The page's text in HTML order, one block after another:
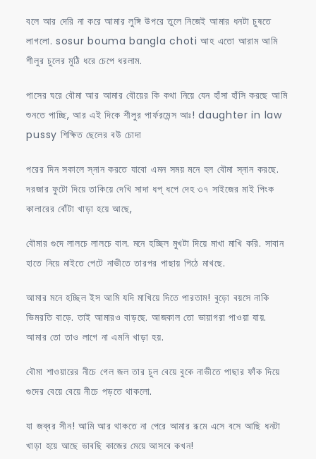
বলে আর দেরি না করে আমার লুঙ্গি উপরে তুলে নিজেই আমার ধনটা চুষতে
লাগলো. sosur bouma bangla choti আহ এতো আরাম আমি
শীলুর চুলের মুঠি ধরে চেপে ধরলাম.
পাসের ঘরে বৌমা আর আমার বৌয়ের কি কথা নিয়ে যেন হাঁসা হাঁসি করছে আমি
শুনতে পাচ্ছি, আর এই দিকে শীলুর পার্ফরমেন্স আঃ! daughter in law
pussy শিক্ষিত ছেলের বউ চোদা
পরের দিন সকালে স্নান করতে যাবো এমন সময় মনে হল বৌমা স্নান করছে.
দরজার ফুটো দিয়ে তাকিয়ে দেখি সাদা ধপ্ ধপে দেহ ৩৭ সাইজের মাই পিংক
কালারের বোঁটা খাড়া হয়ে আছে,
বৌমার গুদে লালচে লালচে বাল. মনে হচ্ছিল মুখটা দিয়ে মাখা মাখি করি. সাবান
হাতে নিয়ে মাইতে পেটে নাভীতে তারপর পাছায় পিঠে মাখছে.
আমার মনে হচ্ছিল ইস আমি যদি মাখিয়ে দিতে পারতাম! বুড়ো বয়সে নাকি
ভিমরতি বাড়ে. তাই আমারও বাড়ছে. আজকাল তো ভায়াগরা পাওয়া যায়.
আমার তো তাও লাগে না এমনি খাড়া হয়.
বৌমা শাওয়ারের নীচে গেল জল তার চুল বেয়ে বুকে নাভীতে পাছার ফাঁক দিয়ে
গুদের বেয়ে বেয়ে নীচে পড়তে থাকলো.
যা জব্বর সীন! আমি আর থাকতে না পেরে আমার রূমে এসে বসে আছি ধনটা
খাড়া হয়ে আছে ভাবছি কাজের মেয়ে আসবে কখন!